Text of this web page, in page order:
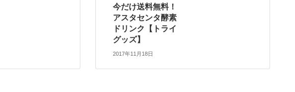
今だけ送料無料！
アスタセンタ酵素
ドリンク【トライ
グッズ】
2017年11月18日